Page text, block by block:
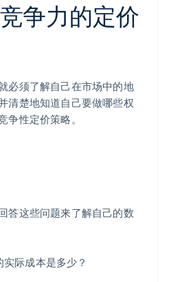
争力的定价
必须了解自己在市场中的地
清楚地知道自己要做哪些权
争性定价策略。
答这些问题来了解自己的数
际成本是多少？